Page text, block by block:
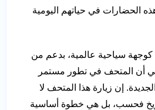
الحضارات في حياتهم اليومية
كوجهة سياحية عالمية، بدعم من
يعني أن المتحف في تطور مستمر
إن زيارة هذا المتحف لا
فحسب، بل هي خطوة أساسية